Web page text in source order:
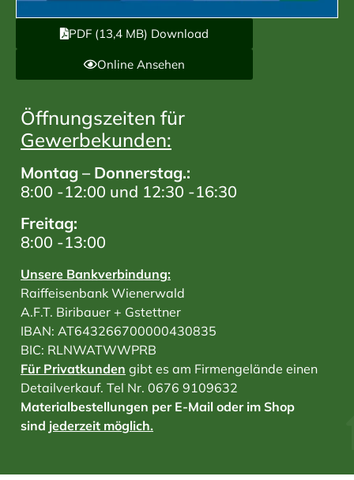
PDF (13,4 MB) Download
Online Ansehen
Öffnungszeiten für
Gewerbekunden:
Montag – Donnerstag.:
8:00 -12:00 und 12:30 -16:30
Freitag:
8:00 -13:00
Unsere Bankverbindung:
Raiffeisenbank Wienerwald
A.F.T. Biribauer + Gstettner
IBAN: AT643266700000430835
BIC: RLNWATWWPRB
Für Privatkunden gibt es am Firmengelände einen
Detailverkauf. Tel Nr. 0676 9109632
Materialbestellungen per E-Mail oder im Shop
sind jederzeit möglich.